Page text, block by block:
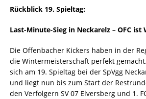
Rückblick 19. Spieltag:
Last-Minute-Sieg in Neckarelz – OFC ist
Die Offenbacher Kickers haben in der
die Wintermeisterschaft perfekt
sich am 19. Spieltag bei der SpVgg
und liegt nun bis zum Start der
den Verfolgern SV 07 Elversberg und 1.